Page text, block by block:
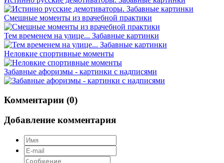
Смешные моменты из врачебной практики
Тем временем на улице... Забавные картинки
Неловкие спортивные моменты
Забавные афоризмы - картинки с надписями
Комментарии (0)
Добавление комментария